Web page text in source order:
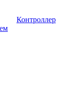
Контроллер